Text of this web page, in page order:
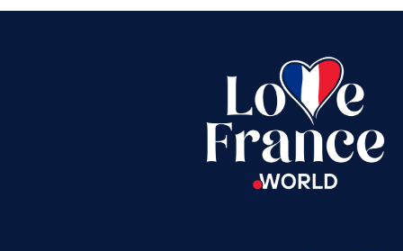
Portuguese
Romanian
Russian
Spanish
Swahili